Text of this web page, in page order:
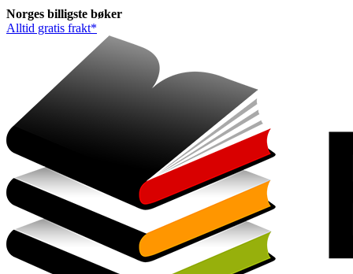
Norges billigste bøker
Alltid gratis frakt*